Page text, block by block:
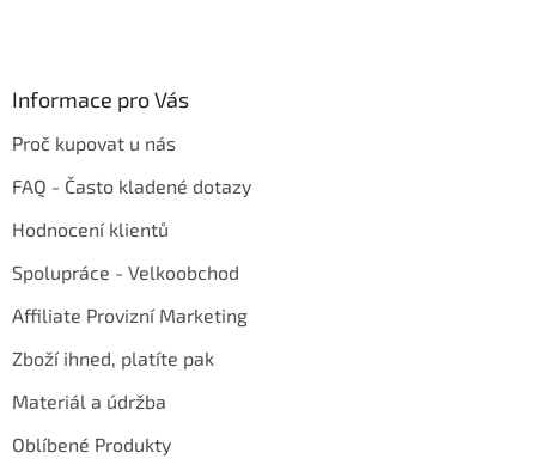
Informace pro Vás
Proč kupovat u nás
FAQ - Často kladené dotazy
Hodnocení klientů
Spolupráce - Velkoobchod
Affiliate Provizní Marketing
Zboží ihned, platíte pak
Materiál a údržba
Oblíbené Produkty